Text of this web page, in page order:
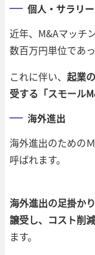
個人・サラリ
近年、M&Aマッチ
数百万円単位であ
これに伴い、 起業
受する「スモール
海外進出
海外進出のための
呼ばれます。
海外進出の足掛か
譲受し、コスト削
ます。